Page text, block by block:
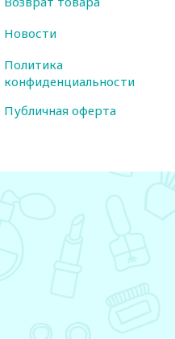
Новости
Политика
конфиденциальности
Публичная оферта